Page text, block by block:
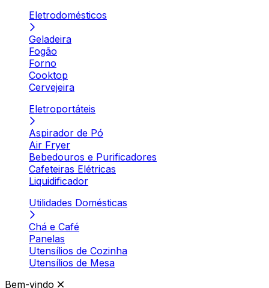
Eletrodomésticos
Geladeira
Fogão
Forno
Cooktop
Cervejeira
Eletroportáteis
Aspirador de Pó
Air Fryer
Bebedouros e Purificadores
Cafeteiras Elétricas
Liquidificador
Utilidades Domésticas
Chá e Café
Panelas
Utensílios de Cozinha
Utensílios de Mesa
Bem-vindo